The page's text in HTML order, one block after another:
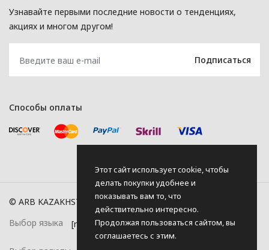
Узнавайте первыми последние новости о тенденциях,
акциях и многом другом!
Способы оплаты
© ARB KAZAKHSTAN, 2026
Выбор языка
Этот сайт использует cookie, чтобы
делать покупки удобнее и
показывать вам то, что
действительно интересно.
Продолжая пользоваться сайтом, вы
соглашаетесь с этим.